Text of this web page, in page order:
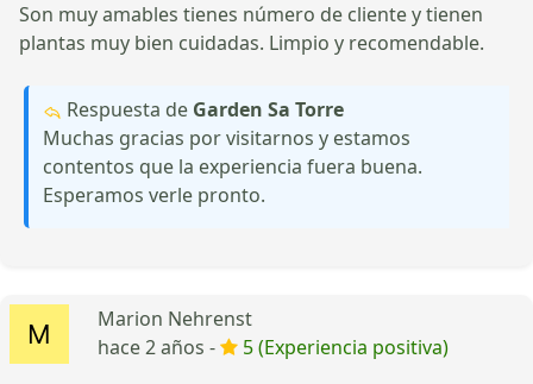
Son muy amables tienes número de cliente y tienen
plantas muy bien cuidadas. Limpio y recomendable.
Respuesta de Garden Sa Torre
Muchas gracias por visitarnos y estamos
contentos que la experiencia fuera buena.
Esperamos verle pronto.
Marion Nehrenst
hace 2 años -
5 (Experiencia positiva)